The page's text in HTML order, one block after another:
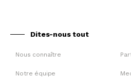
Dites-nous tout
Nous connaître
Notre équipe